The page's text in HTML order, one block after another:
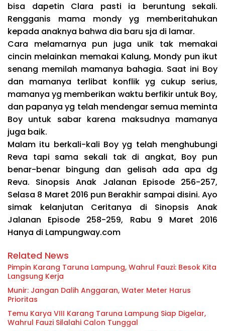
bisa dapetin Clara pasti ia beruntung sekali.
Rengganis mama mondy yg memberitahukan
kepada anaknya bahwa dia baru sja di lamar.
Cara melamarnya pun juga unik tak memakai
cincin melainkan memakai Kalung, Mondy pun ikut
senang memilah mamanya bahagia. Saat ini Boy
dan mamanya terlibat konflik yg cukup serius,
mamanya yg memberikan waktu berfikir untuk Boy,
dan papanya yg telah mendengar semua meminta
Boy untuk sabar karena maksudnya mamanya
juga baik.
Malam itu berkali-kali Boy yg telah menghubungi
Reva tapi sama sekali tak di angkat, Boy pun
benar-benar bingung dan gelisah ada apa dg
Reva. Sinopsis Anak Jalanan Episode 256-257,
Selasa 8 Maret 2016 pun Berakhir sampai disini. Ayo
simak kelanjutan Ceritanya di Sinopsis Anak
Jalanan Episode 258-259, Rabu 9 Maret 2016
Hanya di Lampungway.com
Related News
Pimpin Karang Taruna Lampung, Wahrul Fauzi: Besok Kita
Langsung Kerja
Munir: Jangan Dalih Anggaran, Water Meter Harus
Prioritas
Temu Karya VIII Karang Taruna Lampung Siap Digelar,
Wahrul Fauzi Silalahi Calon Tunggal